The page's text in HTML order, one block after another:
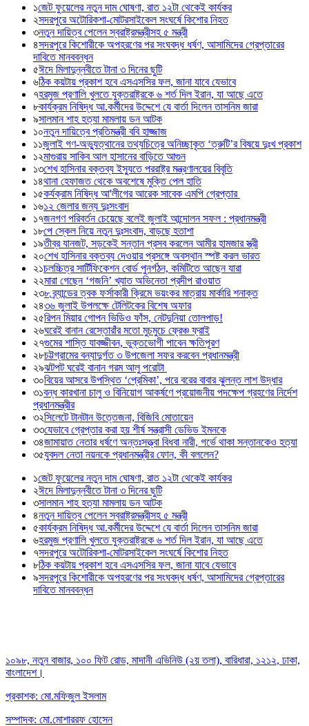
১জেট ফুয়েলের নতুন দাম ঘোষণা, রাত ১২টা থেকেই কার্যকর
২সদরপুরে অটোরিকশা-মোটরসাইকেল সংঘর্ষে কিশোর নিহত
৩নতুন দায়িত্ব পেলেন স্বরাষ্ট্রমন্ত্রীসহ ৫ মন্ত্রী
৪সদরপুরে কিশোরীকে অপহরণের পর সংঘবদ্ধ ধর্ষণ, আসামিদের গ্রেপ্তারের
দাবিতে মানববন্ধন
৫ঈদে মিলাদুন্নবীতে টানা ৩ দিনের ছুটি
৬ঠিক কয়টায় প্রকাশ হবে এসএসসির ফল, জানা যাবে যেভাবে
৭হরমুজ প্রণালি খুলতে যুক্তরাষ্ট্রকে ৬ শর্ত দিল ইরান, যা আছে এতে
৮কার্যক্রম নিষিদ্ধ আ.কর্মীদের উদ্দেশে যে বার্তা দিলেন তাসনিম জারা
৯সালমান শাহ হত্যা মামলায় ডন আটক
১০নতুন দায়িত্বে প্রতিমন্ত্রী ববি হাজ্জাজ
১১জুলাই গণ-অভ্যুত্থানের তথ্যচিত্রে অনিচ্ছাকৃত ‘ত্রুটি’র বিষয়ে দুঃখ প্রকাশ
১২মাগুরায় সাকিব আল হাসানের বাড়িতে আগুন
১৩শেখ হাসিনার বক্তব্য ইস্যুতে পররাষ্ট্র মন্ত্রণালয়ের বিবৃতি
১৪থানা হেফাজত থেকে অবশেষে মুক্তি পেল হাতি
১৫কর্যক্রাম নিষিদ্ধ আ'লীগের আরেক সাবেক এমপি গ্রেপ্তার
১৬১২ জেলার জন্য দুঃসংবাদ
১৭জনগণ পরিবর্তন চেয়েছে বলেই জুলাই আন্দোলন সফল : প্রধানমন্ত্রী
১৮পে স্কেল নিয়ে নতুন দুঃসংবাদ, বাড়ছে হতাশা
১৯তীব্র যানজট, সড়কেই সন্তান প্রসব করলেন আমীর হামজার স্ত্রী
২০শেখ হাসিনার বক্তব্য দেওয়ার প্রসঙ্গে অবস্থান স্পষ্ট করল ভারত
২১চলচ্চিত্র সার্টিফিকেশন বোর্ড পুনর্গঠন, কমিটিতে আছেন যারা
২২মারা গেছেন ‘গজনি’ খ্যাত অভিনেতা প্রদীপ রাওয়াত
২৩৮ ব্র্যান্ডের ত্বক ফর্সাকারী ক্রিমে ভয়ংকর মাত্রায় মার্কারি শনাক্ত
২৪৩৬ জুলাই উপলক্ষে টেলিটকের বিশেষ অফার
২৫রিপন মিয়ার গোপন ভিডিও ফাঁস, নেটদুনিয়া তোলপাড়!
২৬ঘরেই বানান রেস্তোরাঁর মতো মুচমুচে ফ্রেঞ্চ ফ্রাই
২৭গুমের শাস্তি যাবজ্জীবন, ভুক্তভোগী পাবেন ক্ষতিপূরণ
২৮চট্টগ্রামের বন্যাদুর্গত ৩ উপজেলা সফর করবেন প্রধানমন্ত্রী
২৯ঝটপট ঘরেই বানান গরম আলু পরোটা
৩০বিয়ের আসরে উপস্থিত ‘প্রেমিকা’, পরে বরের বাবার ঝুলন্ত লাশ উদ্ধার
৩১বন্ধ কারখানা চালু ও বিনিয়োগ আকর্ষণে প্রয়োজনীয় পদক্ষেপ গ্রহণের নির্দেশ
প্রধানমন্ত্রীর
৩২সিলেটে টানটান উত্তেজনা, বিজিবি মোতায়েন
৩৩যেভাবে গ্রেপ্তার করা হয় শীর্ষ সন্ত্রাসী ডেভিড ইমনকে
৩৪জামায়াত নেতার ধর্ষণে অন্তঃসত্ত্বা বিধবা নারী, গর্ভে থাকা সন্তানকেও হত্যা
৩৫যুবদল নেতা নয়নকে প্রধানমন্ত্রীর ফোন, কী বললেন?
১জেট ফুয়েলের নতুন দাম ঘোষণা, রাত ১২টা থেকেই কার্যকর
২ঈদে মিলাদুন্নবীতে টানা ৩ দিনের ছুটি
৩সালমান শাহ হত্যা মামলায় ডন আটক
৪নতুন দায়িত্ব পেলেন স্বরাষ্ট্রমন্ত্রীসহ ৫ মন্ত্রী
৫কার্যক্রম নিষিদ্ধ আ.কর্মীদের উদ্দেশে যে বার্তা দিলেন তাসনিম জারা
৬হরমুজ প্রণালি খুলতে যুক্তরাষ্ট্রকে ৬ শর্ত দিল ইরান, যা আছে এতে
৭সদরপুরে অটোরিকশা-মোটরসাইকেল সংঘর্ষে কিশোর নিহত
৮ঠিক কয়টায় প্রকাশ হবে এসএসসির ফল, জানা যাবে যেভাবে
৯সদরপুরে কিশোরীকে অপহরণের পর সংঘবদ্ধ ধর্ষণ, আসামিদের গ্রেপ্তারের
দাবিতে মানববন্ধন
১০৯৮, নতুন বাজার, ১০০ ফিট রোড, মাদানী এভিনিউ (২য় তলা), বারিধারা, ১২১২, ঢাকা,
বাংলাদেশ।
প্রকাশক: মো.মফিজুল ইসলাম
সম্পাদক: মো.মোশাররফ হোসেন